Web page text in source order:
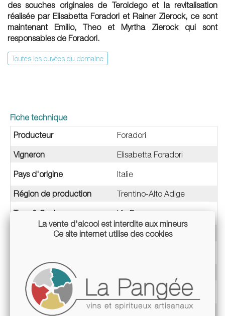
des souches originales de Teroldego et la revitalisation
réalisée par Elisabetta Foradori et Rainer Zierock, ce sont
maintenant Emilio, Theo et Myrtha Zierock qui sont
responsables de Foradori.
Toutes les cuvées du domaine
Fiche technique
Producteur
Foradori
Vigneron Elisabetta Foradori
Pays d'origine Italie
Région de production Trentino-Alto Adige
Type & Couleur Vin Rouge
Vin Tranquille
Millésime
Appellation VDF / Sans appellation
Teneur en alcool 12%
La vente d'alcool est interdite aux mineurs
Ce site internet utilise des cookies